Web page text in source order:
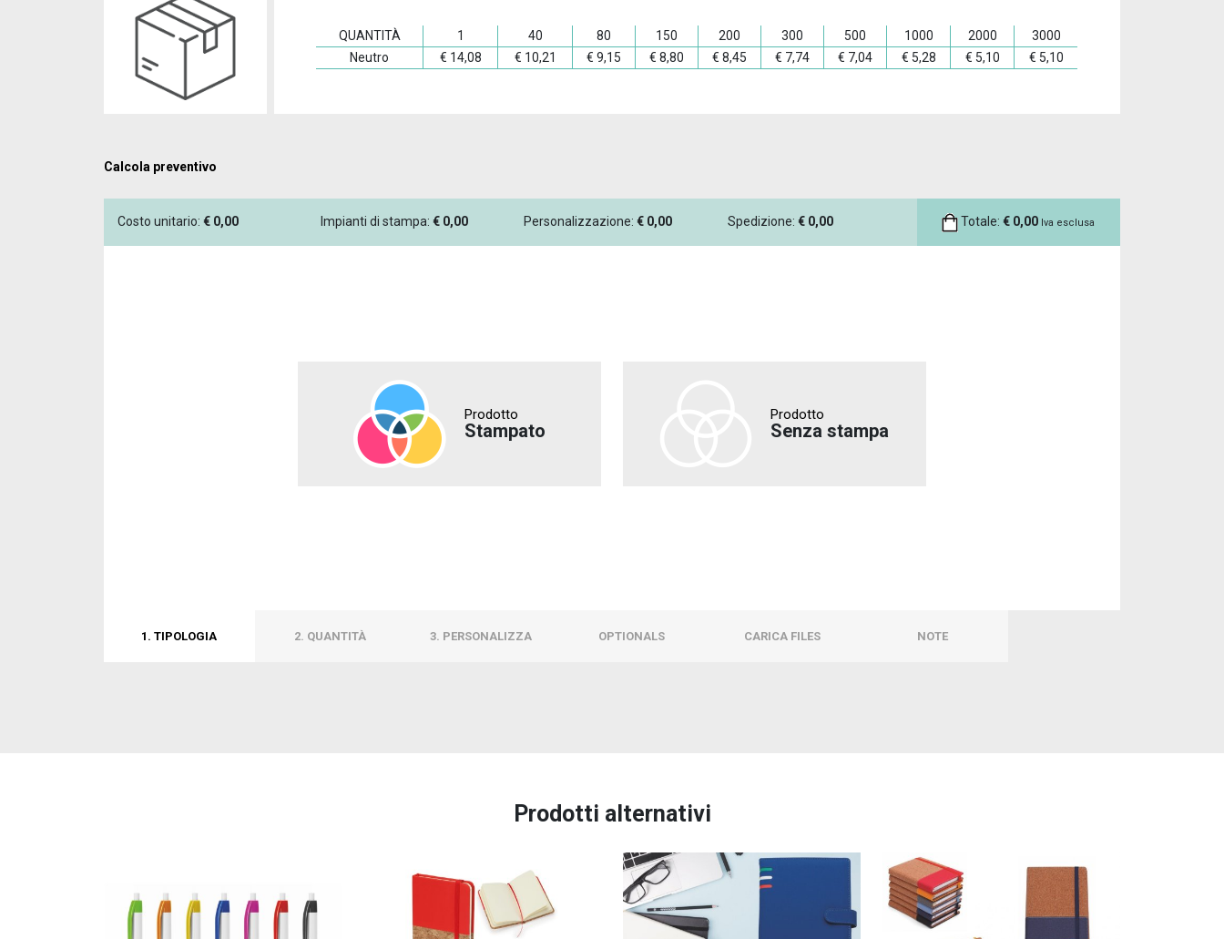
QUANTITÀ 1 40 80 150 200 300 500 1000 2000
3000
Neutro
€ 14,08 € 10,21 € 9,15 € 8,80 € 8,45 € 7,74 € 7,04 € 5,28 € 5,10 € 5,10
Calcola preventivo
Costo unitario: € 0,00 Impianti di stampa:€ 0,00 Personalizzazione:€ 0,00 Spedizione: € 0,00 Totale:€ 0,00 Iva esclusa
Prodotto
Stampato
Prodotto
Senza stampa
1. TIPOLOGIA 2. QUANTITÀ 3. PERSONALIZZA OPTIONALS CARICA FILES NOTE
Prodotti alternativi